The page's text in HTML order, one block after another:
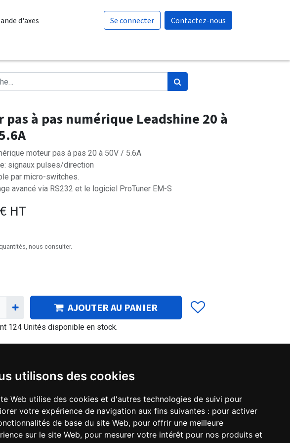
utilisons des cookies
Web utilise des cookies et d'autres technologies de suivi pour
votre expérience de navigation aux fins suivantes : pour activer
de base du site Web, pour offrir une meilleure
sur le site Web, pour mesurer votre intérêt pour nos produits et
d'axes Se connecter Contactez-nous
pas à pas numérique Leadshine 20 à
moteur pas à pas 20 à 50V / 5.6A
signaux pulses/direction
par micro-switches.
avancé via RS232 et le logiciel ProTuner EM-S
€ HT
nous consulter.
AJOUTER AU PANIER
124 Unités disponible en stock.
Protuner
software for EM-S series